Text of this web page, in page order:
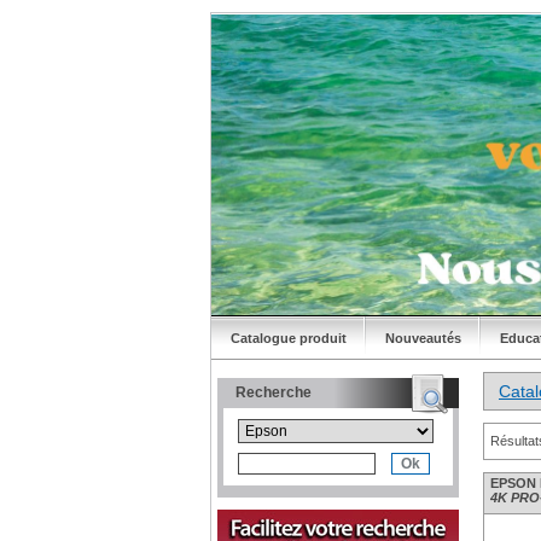
Catalogue produit Nouveautés
Recherche
EPSON
4K